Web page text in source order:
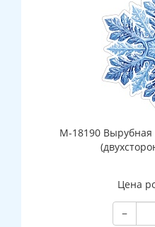
М-18190 Вырубная
Цена
−